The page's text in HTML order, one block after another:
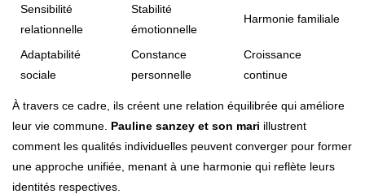
Sensibilité
relationnelle
Stabilité
émotionnelle
Harmonie familiale
Adaptabilité
sociale
Constance
personnelle
Croissance
continue
À travers ce cadre, ils créent une relation équilibrée qui améliore
leur vie commune. Pauline sanzey et son mari illustrent
comment les qualités individuelles peuvent converger pour former
une approche unifiée, menant à une harmonie qui reflète leurs
identités respectives.